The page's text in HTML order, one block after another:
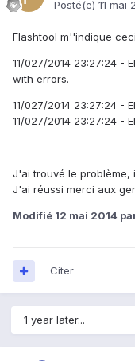
Posté(e) 11 mai
Flashtool m''indique
11/027/2014 23:27:24 -
with errors.
11/027/2014 23:27:24 -
11/027/2014 23:27:24 -
J'ai trouvé le problème,
J'ai réussi merci aux
Modifié 12 mai 2014
Citer
1 year later...